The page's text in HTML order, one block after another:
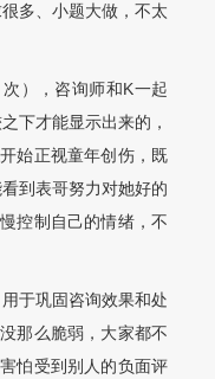
多、小题大做，不太
），咨询师和K一起
下才能显示出来的，
始正视童年创伤，既
到表哥努力对她好的
控制自己的情绪，不
于巩固咨询效果和处
那么脆弱，大家都不
怕受到别人的负面评